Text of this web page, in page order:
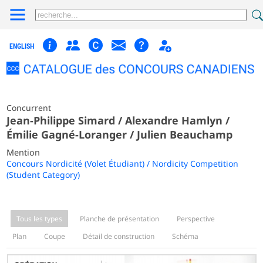
ENGLISH
Concurrent
Jean-Philippe Simard / Alexandre Hamlyn /
Émilie Gagné-Loranger / Julien Beauchamp
Mention
Concours Nordicité (Volet Étudiant) / Nordicity Competition
(Student Category)
Tous les types Planche de présentation
Perspective
Plan
Coupe Détail de construction Schéma